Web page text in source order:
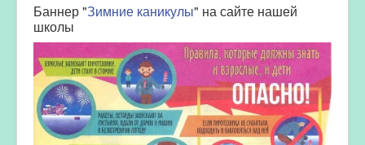
Баннер "Зимние каникулы" на сайте нашей
школы